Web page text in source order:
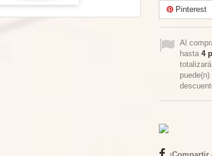
Pinterest
Al
hasta 4
totalizará